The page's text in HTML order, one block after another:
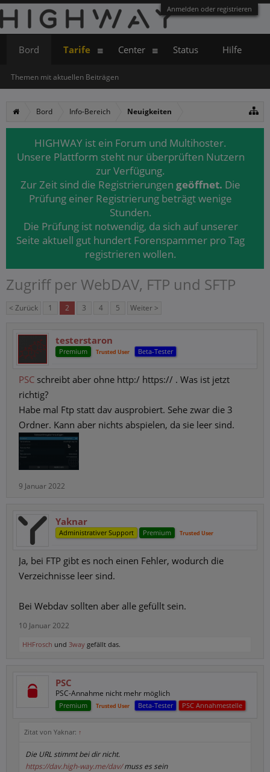
Anmelden oder registrieren
Bord Info-Bereich Neuigkeiten
HIGHWAY ist ein Forum und Multihoster.
Unsere Plattform steht nur überprüften Nutzern
zur Verfügung.
Zur Zeit sind die Registrierungen geöffnet. Die
Prüfung einer Registrierung beträgt wenige
Stunden.
Die Prüfung ist notwendig, da sich auf unserer
Seite aktuell gut hundert Forenspammer pro Tag
registrieren wollen.
Zugriff per WebDAV, FTP und SFTP
< Zurück 1 2 3 4 5 Weiter >
testerstaron
Premium Trusted User Beta-Tester
PSC schreibt aber ohne http:/ https:// . Was ist jetzt
richtig?
Habe mal Ftp statt dav ausprobiert. Sehe zwar die 3
Ordner. Kann aber nichts abspielen, da sie leer sind.
9 Januar 2022
Yaknar
Administrativer Support Premium Trusted User
Ja, bei FTP gibt es noch einen Fehler, wodurch die
Verzeichnisse leer sind.
Bei Webdav sollten aber alle gefüllt sein.
10 Januar 2022
HHFrosch und 3way gefällt das.
PSC
PSC-Annahme nicht mehr möglich
Premium Trusted User Beta-Tester PSC Annahmestelle
Zitat von Yaknar: ↑
Die URL stimmt bei dir nicht.
https://dav.high-way.me/dav/muss es sein
Bord
Themen mit aktuellen Beiträgen
Tarife Center Status Hilfe